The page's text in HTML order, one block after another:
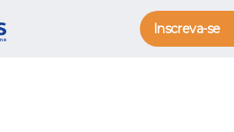
Inscreva-se